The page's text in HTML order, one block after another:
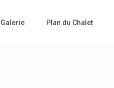
Galerie Plan du Chalet